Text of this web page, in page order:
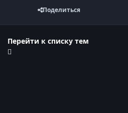
Поделиться
Перейти к списку тем